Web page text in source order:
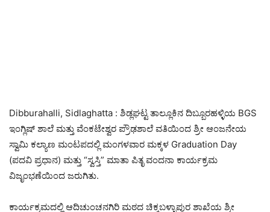
Dibburahalli, Sidlaghatta : ಶಿಡ್ಲಘಟ್ಟ ತಾಲ್ಲೂಕಿನ ದಿಬ್ಬೂರಹಳ್ಳಿಯ BGS
ಇಂಗ್ಲಿಷ್ ಶಾಲೆ ಮತ್ತು ವೆಂಕಟೇಶ್ವರ ಪ್ರೌಢಶಾಲೆ ವತಿಯಿಂದ ಶ್ರೀ ಆಂಜನೇಯ
ಸ್ವಾಮಿ ಕಲ್ಯಾಣ ಮಂಟಪದಲ್ಲಿ ಮಂಗಳವಾರ ಮಕ್ಕಳ Graduation Day
(ಪದವಿ ಪ್ರಧಾನ) ಮತ್ತು “ಸ್ವಸ್ತಿ” ಮಾತಾ ಪಿತೃ ವಂದನಾ ಕಾರ್ಯಕ್ರಮ
ವಿಜೃಂಭಣೆಯಿಂದ ಜರುಗಿತು.
ಕಾರ್ಯಕ್ರಮದಲ್ಲಿ ಆದಿಚುಂಚನಗಿರಿ ಮಠದ ಚಿಕ್ಕಬಳ್ಳಾಪುರ ಶಾಖೆಯ ಶ್ರೀ